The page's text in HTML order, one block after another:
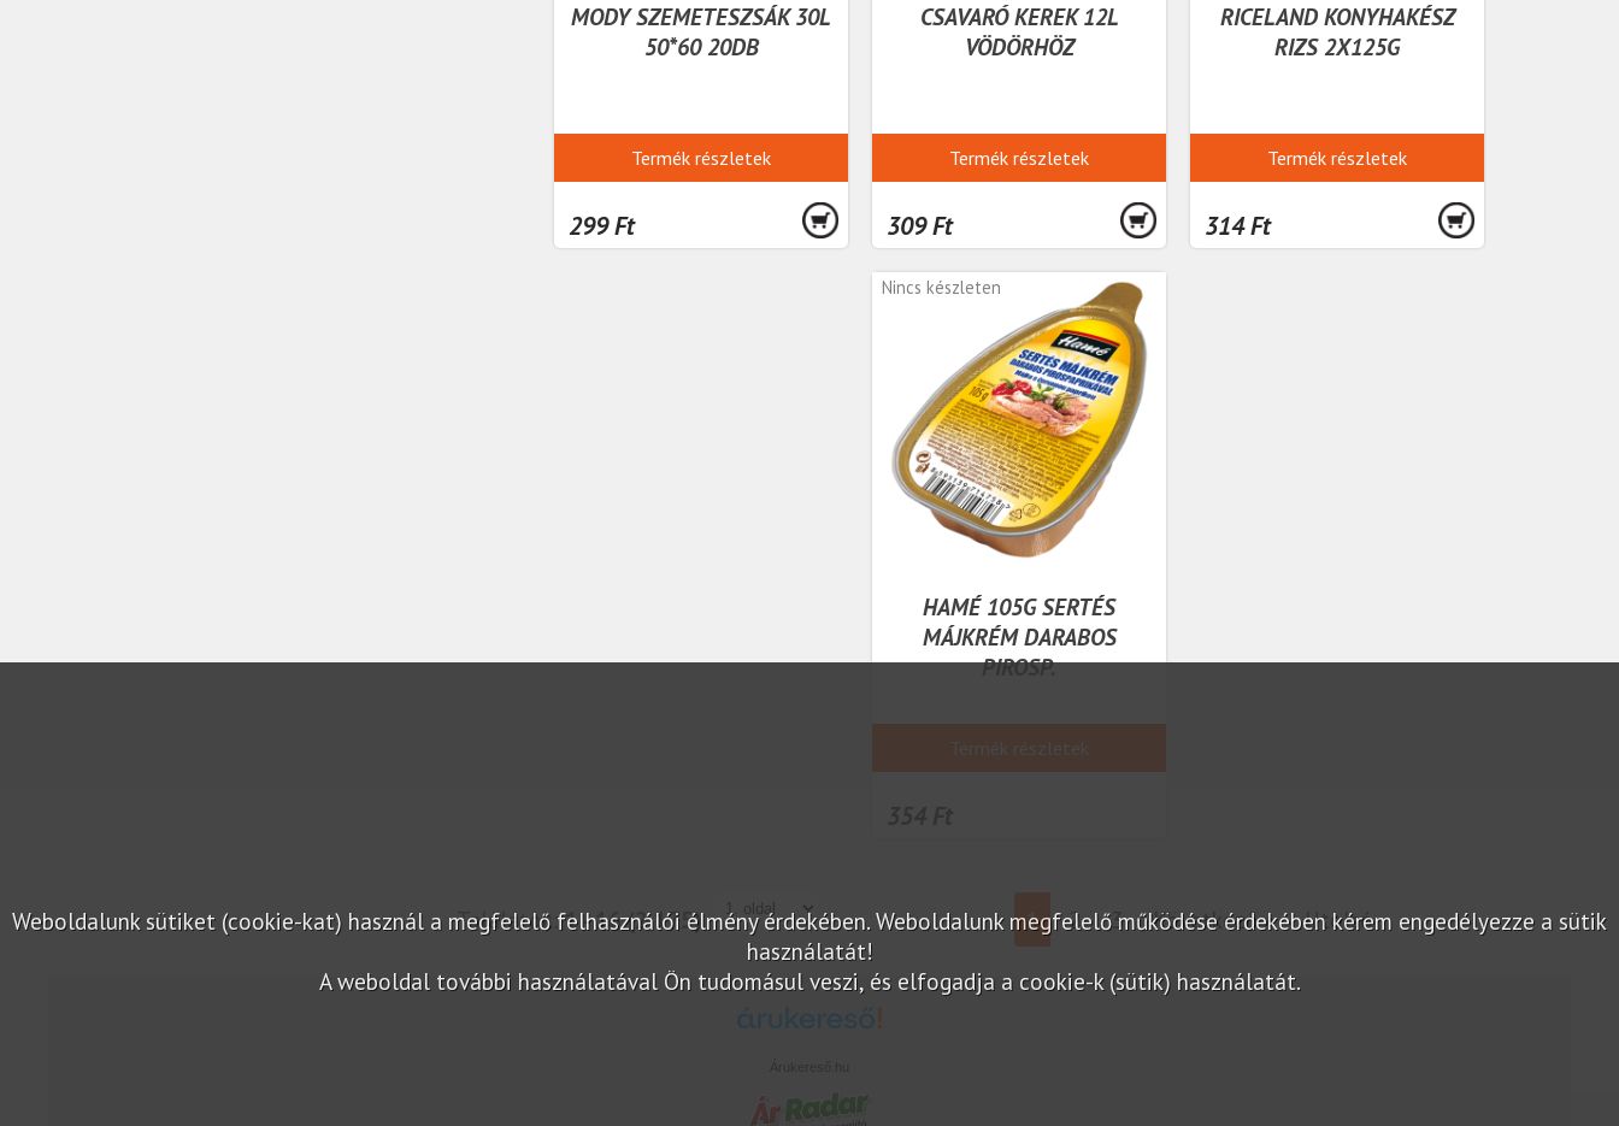
MODY SZEMETESZSÁK 30L
50*60 20DB
Termék részletek
299 Ft
CSAVARÓ KEREK 12L
VÖDÖRHÖZ
Termék részletek
309 Ft
RICELAND KONYHAKÉSZ
RIZS 2X125G
Termék részletek
314 Ft
Nincs készleten
HAMÉ 105G SERTÉS
MÁJKRÉM DARABOS
PIROSP.
Termék részletek
Találatok:1 - 16 (2 175) 1 2 3 Következő » Utolsó
Weboldalunk sütiket (cookie-kat) használ a megfelelő felhasználói élmény érdekében. Weboldalunk megfelelő működése érdekében kérem engedélyezze a sütik
használatát!
A weboldal további használatával Ön tudomásul veszi, és elfogadja a cookie-k (sütik) használatát.